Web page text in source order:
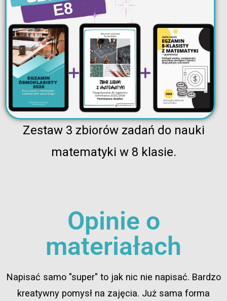
Zestaw 3 zbiorów zadań do nauki
matematyki w 8 klasie.
Opinie o
materiałach
Napisać samo "super" to jak nic nie napisać. Bardzo
kreatywny pomysł na zajęcia. Już sama forma